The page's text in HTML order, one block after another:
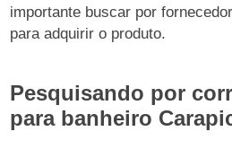
importante buscar por
para adquirir o produto.
Pesquisando por
para banheiro